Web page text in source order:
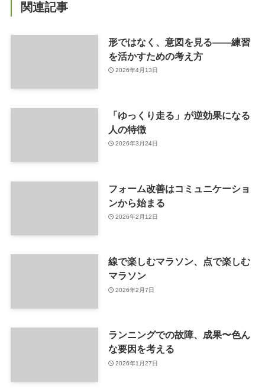
関連記事
形ではなく、意図を見る——練習
を活かすための考え方
2026年4月13日
「ゆっくり走る」が逆効果になる
人の特徴
2026年3月24日
フォーム改善はコミュニケーショ
ンから始まる
2026年2月12日
線で楽しむマラソン、点で楽しむ
マラソン
2026年2月7日
ランニングでの故障、成果〜色ん
な要因を考える
2026年1月27日